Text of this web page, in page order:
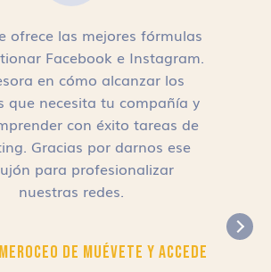
ofrece las mejores fórmulas
Facebook e Instagram.
en cómo alcanzar los
que necesita tu compañía y
con éxito tareas de
Gracias por darnos ese
para profesionalizar
nuestras redes.
CEO de Muévete y Accede